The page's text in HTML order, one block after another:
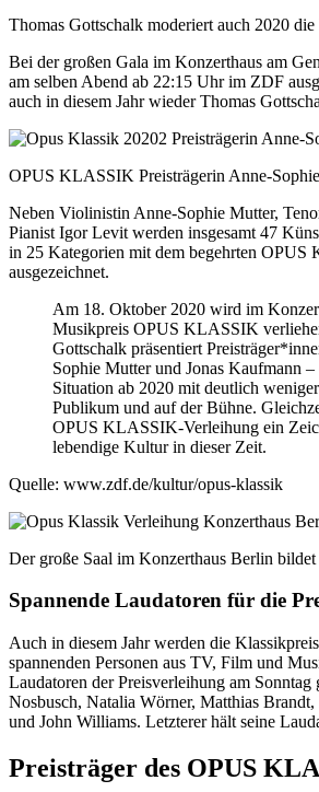
Thomas Gottschalk moderiert auch 2020
Bei der großen Gala im Konzerthaus am
am selben Abend ab 22:15 Uhr im ZDF
auch in diesem Jahr wieder Thomas
OPUS KLASSIK Preisträgerin Anne-
Neben Violinistin Anne-Sophie Mutter,
Pianist Igor Levit werden insgesamt 47
in 25 Kategorien mit dem begehrten OPUS
ausgezeichnet.
Am 18. Oktober 2020 wird im
Musikpreis OPUS KLASSIK
Gottschalk präsentiert
Sophie Mutter und Jonas Kaufmann
Situation ab 2020 mit deutlich
Publikum und auf der Bühne.
OPUS KLASSIK-Verleihung ein
lebendige Kultur in dieser Zeit.
Quelle: www.zdf.de/kultur/opus-klassik
Der große Saal im Konzerthaus Berlin
Spannende Laudatoren für die
Auch in diesem Jahr werden die
spannenden Personen aus TV, Film und
Laudatoren der Preisverleihung am Sonntag
Nosbusch, Natalia Wörner, Matthias
und John Williams. Letzterer hält seine
Preisträger des OPUS